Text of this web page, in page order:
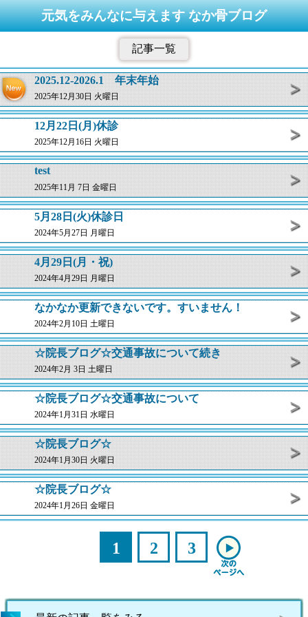
元気をみんなに与えます なか骨ブログ
記事一覧
2025.12-2026.1 年末年始
2025年12月30日 火曜日
12月22日(月)休診
2025年12月16日 火曜日
test
2025年11月 7日 金曜日
5月28日(火)休診日
2024年5月27日 月曜日
4月29日(月・祝)
2024年4月29日 月曜日
なかなか更新できないです。すいません！
2024年2月10日 土曜日
☆院長ブログ☆交通事故について続き
2024年2月 3日 土曜日
☆院長ブログ☆交通事故について
2024年1月31日 水曜日
☆院長ブログ☆
2024年1月30日 火曜日
☆院長ブログ☆
2024年1月26日 金曜日
1 2 3